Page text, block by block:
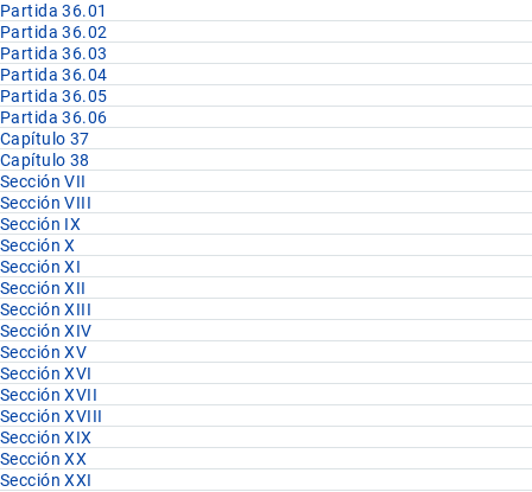
Partida 36.01
Partida 36.02
Partida 36.03
Partida 36.04
Partida 36.05
Partida 36.06
Capítulo 37
Capítulo 38
Sección VII
Sección VIII
Sección IX
Sección X
Sección XI
Sección XII
Sección XIII
Sección XIV
Sección XV
Sección XVI
Sección XVII
Sección XVIII
Sección XIX
Sección XX
Sección XXI